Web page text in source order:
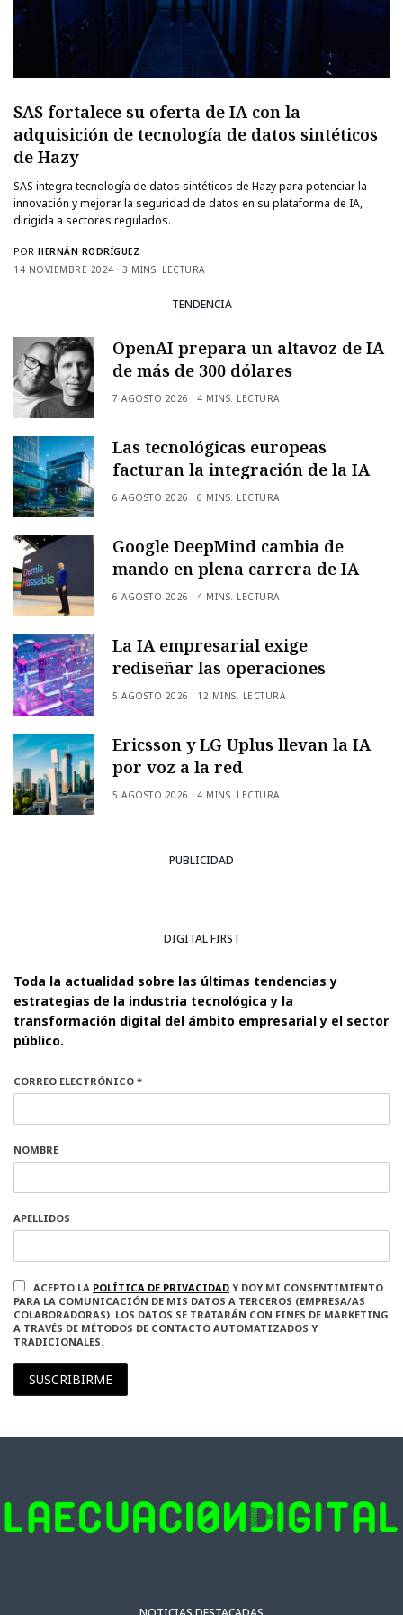
SAS fortalece su oferta de IA con la
adquisición de tecnología de datos sintéticos
de Hazy
SAS integra tecnología de datos sintéticos de Hazy para potenciar la
innovación y mejorar la seguridad de datos en su plataforma de IA,
dirigida a sectores regulados.
POR HERNÁN RODRÍGUEZ
14 NOVIEMBRE 2024
3 MINS. LECTURA
TENDENCIA
OpenAI prepara un altavoz de IA
de más de 300 dólares
7 AGOSTO 2026 4 MINS. LECTURA
Las tecnológicas europeas
facturan la integración de la IA
6 AGOSTO 2026 6 MINS. LECTURA
Google DeepMind cambia de
mando en plena carrera de IA
6 AGOSTO 2026 4 MINS. LECTURA
La IA empresarial exige
rediseñar las operaciones
5 AGOSTO 2026 12 MINS. LECTURA
Ericsson y LG Uplus llevan la IA
por voz a la red
5 AGOSTO 2026 4 MINS. LECTURA
PUBLICIDAD
DIGITAL FIRST
Toda la actualidad sobre las últimas tendencias y
estrategias de la industria tecnológica y la
transformación digital del ámbito empresarial y el sector
público.
CORREO ELECTRÓNICO *
NOMBRE
APELLIDOS
ACEPTO LA POLÍTICA DE PRIVACIDAD Y DOY MI CONSENTIMIENTO
PARA LA COMUNICACIÓN DE MIS DATOS A TERCEROS (EMPRESA/AS
COLABORADORAS). LOS DATOS SE TRATARÁN CON FINES DE MARKETING
A TRAVÉS DE MÉTODOS DE CONTACTO AUTOMATIZADOS Y
TRADICIONALES.
SUSCRIBIRME